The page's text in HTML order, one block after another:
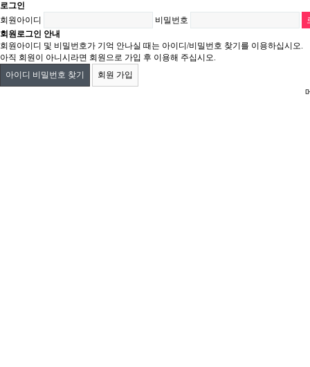
로그인
회원아이디
비밀번호
회원로그인 안내
회원아이디 및 비밀번호가 기억 안나실 때는 아이디/비밀번호 찾기를 이용하십시오.
아직 회원이 아니시라면 회원으로 가입 후 이용해 주십시오.
아이디 비밀번호 찾기
회원 가입